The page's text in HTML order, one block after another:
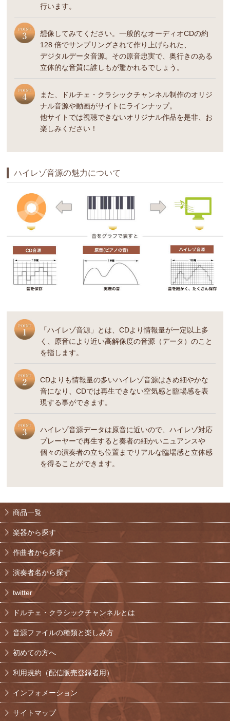
行います。
想像してみてください。一般的なオーディオCDの約
128 倍でサンプリングされて作り上げられた、
デジタルデータ音源。その原音忠実で、奥行きのある
立体的な音質に誰しもが驚かれるでしょう。
また、ドルチェ・クラシックチャンネル制作のオリジ
ナル音源や動画がサイトにラインナップ。
他サイトでは視聴できないオリジナル作品を是非、お
楽しみください！
ハイレゾ音源の魅力について
「ハイレゾ音源」とは、CDより情報量が一定以上多
く、原音により近い高解像度の音源（データ）のこと
を指します。
CDよりも情報量の多いハイレゾ音源はきめ細やかな
音になり、CDでは再生できない空気感と臨場感を表
現する事ができます。
ハイレゾ音源データは原音に近いので、ハイレゾ対応
プレーヤーで再生すると奏者の細かいニュアンスや
個々の演奏者の立ち位置までリアルな臨場感と立体感
を得ることができます。
商品一覧
楽器から探す
作曲者から探す
演奏者名から探す
twitter
ドルチェ・クラシックチャンネルとは
音源ファイルの種類と楽しみ方
初めての方へ
利用規約（配信販売登録者用）
インフォメーション
サイトマップ